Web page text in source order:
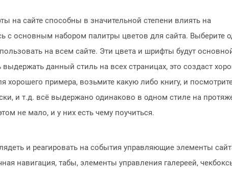
на сайте способны в значительной степени влиять на
с основным набором палитры цветов для сайта. Выберите
на всем сайте. Эти цвета и шрифты будут
данный стиль на всех страницах, это создаст
хорошего примера, возьмите какую либо книгу, и
и т.д. всё выдержано одинаково в одном стиле на
не мало, и у них есть чему поучиться.
и реагировать на события управляющие элементы
навигация, табы, элементы управления галереей,